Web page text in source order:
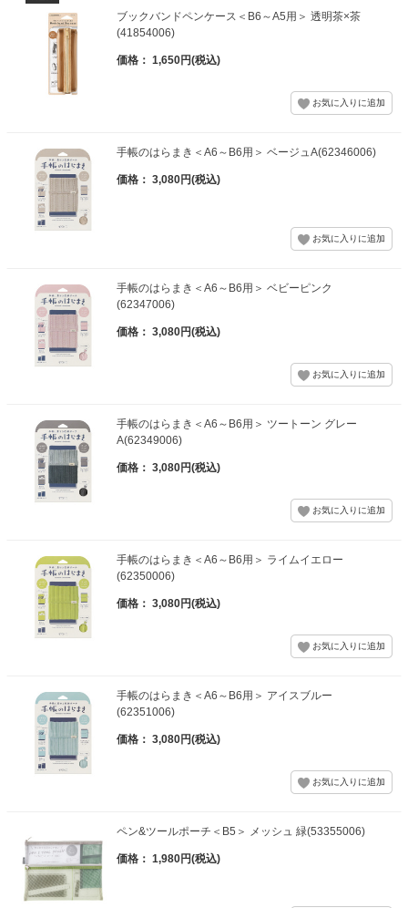
ブックバンドペンケース＜B6～A5用＞ 透明茶×茶
(41854006)
価格： 1,650円(税込)
手帳のはらまき＜A6～B6用＞ ベージュA(62346006)
価格： 3,080円(税込)
手帳のはらまき＜A6～B6用＞ ベビーピンク
(62347006)
価格： 3,080円(税込)
手帳のはらまき＜A6～B6用＞ ツートーン グレー
A(62349006)
価格： 3,080円(税込)
手帳のはらまき＜A6～B6用＞ ライムイエロー
(62350006)
価格： 3,080円(税込)
手帳のはらまき＜A6～B6用＞ アイスブルー
(62351006)
価格： 3,080円(税込)
ペン&ツールポーチ＜B5＞ メッシュ 緑(53355006)
価格： 1,980円(税込)